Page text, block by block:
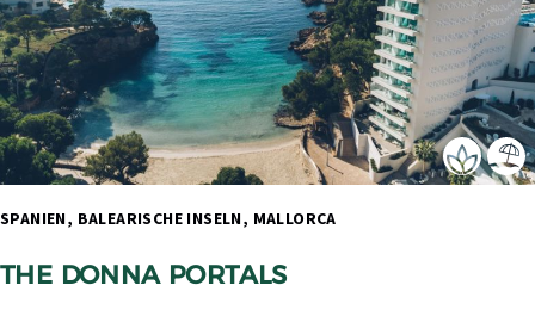
THE DONNA PORTALS